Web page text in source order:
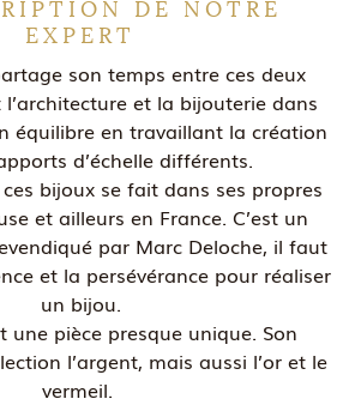
DE NOTRE
EXPERT
son temps entre ces deux
et la bijouterie dans
équilibre en travaillant la création
d’échelle différents.
bijoux se fait dans ses propres
et ailleurs en France. C’est un
par Marc Deloche, il faut
et la persévérance pour réaliser
un bijou.
une pièce presque unique. Son
l’argent, mais aussi l’or et le
vermeil.